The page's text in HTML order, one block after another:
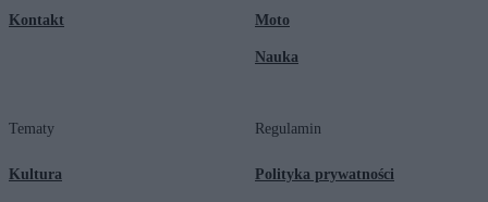
Kontakt Moto
Nauka
Tematy
Kultura
Regulamin
Polityka prywatności